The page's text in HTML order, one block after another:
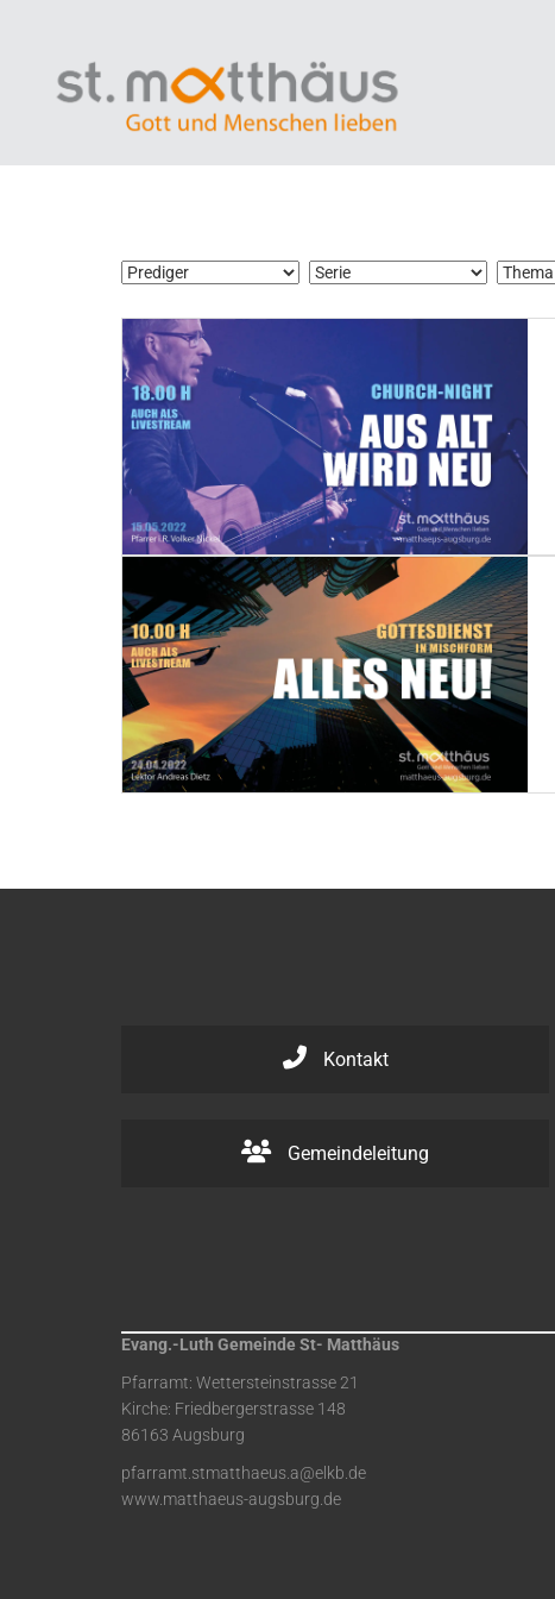
Kontakt
Gemeindeleitung
Evang.-Luth Gemeinde St- Matthäus
Pfarramt: Wettersteinstrasse 21
Kirche: Friedbergerstrasse 148
86163 Augsburg
pfarramt.stmatthaeus.a@elkb.de
www.matthaeus-augsburg.de